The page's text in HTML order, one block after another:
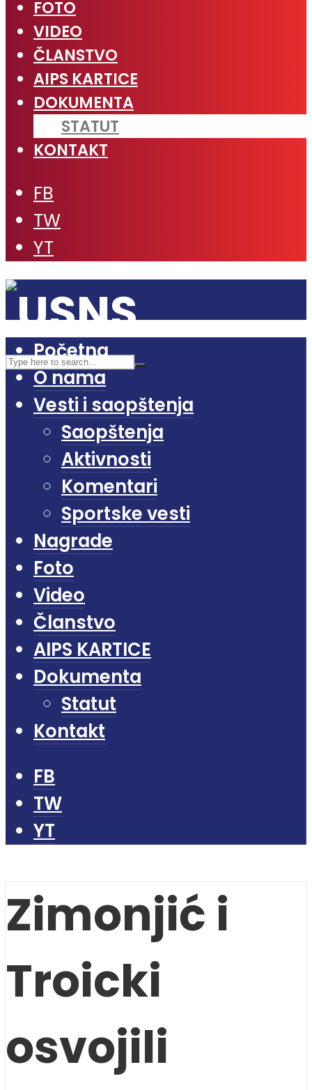
FOTO
VIDEO
ČLANSTVO
AIPS KARTICE
DOKUMENTA
STATUT
KONTAKT
FB
TW
YT
Početna
O nama
Vesti i saopštenja
Saopštenja
Aktivnosti
Komentari
Sportske vesti
Nagrade
Foto
Video
Članstvo
AIPS KARTICE
Dokumenta
Statut
Kontakt
FB
TW
YT
Zimonjić i
Troicki
osvojili